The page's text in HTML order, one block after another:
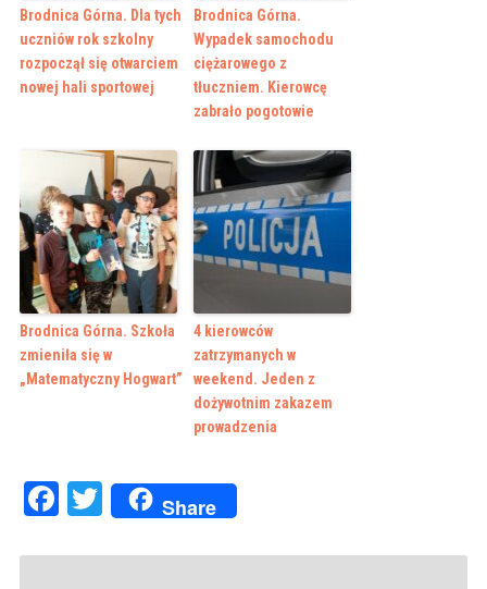
Brodnica Górna. Dla tych
uczniów rok szkolny
rozpoczął się otwarciem
nowej hali sportowej
Brodnica Górna.
Wypadek samochodu
ciężarowego z
tłuczniem. Kierowcę
zabrało pogotowie
Brodnica Górna. Szkoła
zmieniła się w
„Matematyczny Hogwart”
4 kierowców
zatrzymanych w
weekend. Jeden z
dożywotnim zakazem
prowadzenia
Facebook
Twitter
Share